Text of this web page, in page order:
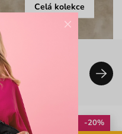
Celá kolekce
-20%
×